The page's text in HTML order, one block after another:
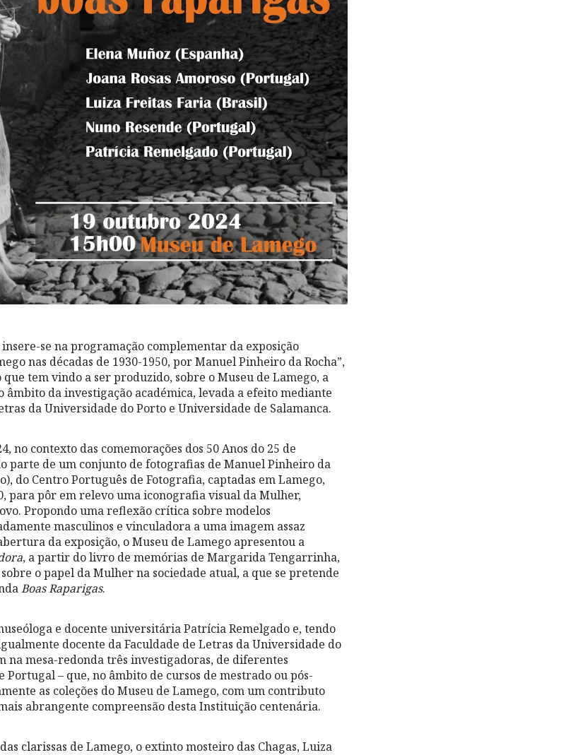
se na programação complementar da exposição
nas décadas de 1930-1950, por Manuel Pinheiro da Rocha”,
tem vindo a ser produzido, sobre o Museu de Lamego, a
âmbito da investigação académica, levada a efeito mediante
da Universidade do Porto e Universidade de Salamanca.
no contexto das comemorações dos 50 Anos do 25 de
parte de um conjunto de fotografias de Manuel Pinheiro da
do Centro Português de Fotografia, captadas em Lamego,
para pôr em relevo uma iconografia visual da Mulher,
Propondo uma reflexão crítica sobre modelos
masculinos e vinculadora a uma imagem assaz
da exposição, o Museu de Lamego apresentou a
, a partir do livro de memórias de Margarida Tengarrinha,
o papel da Mulher na sociedade atual, a que se pretende
Boas Raparigas.
e docente universitária Patrícia Remelgado e, tendo
docente da Faculdade de Letras da Universidade do
na mesa-redonda três investigadoras, de diferentes
Portugal – que, no âmbito de cursos de mestrado ou pós-
as coleções do Museu de Lamego, com um contributo
abrangente compreensão desta Instituição centenária.
clarissas de Lamego, o extinto mosteiro das Chagas, Luiza